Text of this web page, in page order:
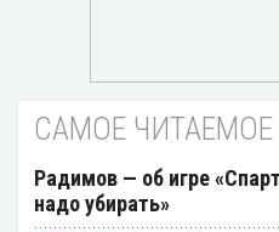
САМОЕ ЧИТАЕМОЕ
Радимов — об игре
надо убирать»